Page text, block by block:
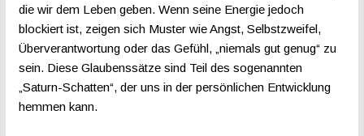
die wir dem Leben geben. Wenn seine Energie jedoch
blockiert ist, zeigen sich Muster wie Angst, Selbstzweifel,
Überverantwortung oder das Gefühl, „niemals gut genug“ zu
sein. Diese Glaubenssätze sind Teil des sogenannten
„Saturn-Schatten“, der uns in der persönlichen Entwicklung
hemmen kann.